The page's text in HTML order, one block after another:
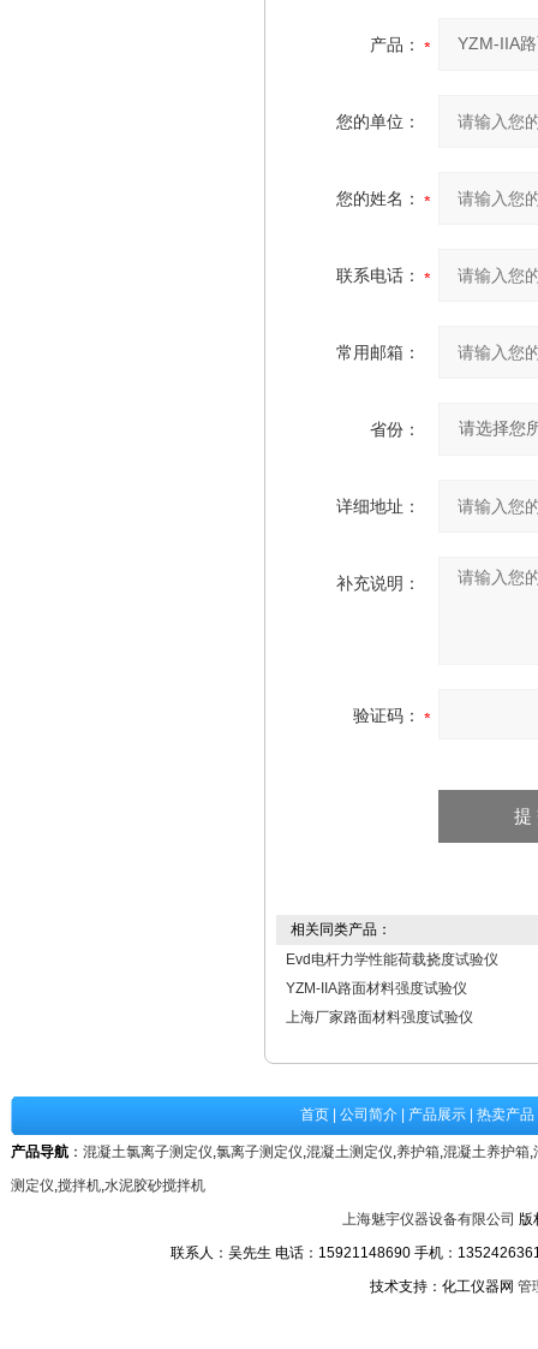
产品：
您的单位：
您的姓名：
联系电话：
常用邮箱：
省份：
详细地址：
补充说明：
验证码：
相关同类产品：
Evd电杆力学性能荷载挠度试验仪
YZM-IIA路面材料强度试验仪
上海厂家路面材料强度试验仪
首页 公司简介 产品展示 热卖产品
产品导航 ： 混凝土氯离子测定仪,氯离子测定仪,混凝土测定仪,养护箱,混凝土养护箱,
测定仪,搅拌机,水泥胶砂搅拌机
上海魅宇仪器设备有限公司 版
联系人：吴先生 电话：15921148690 手机：
技术支持：化工仪器网 管